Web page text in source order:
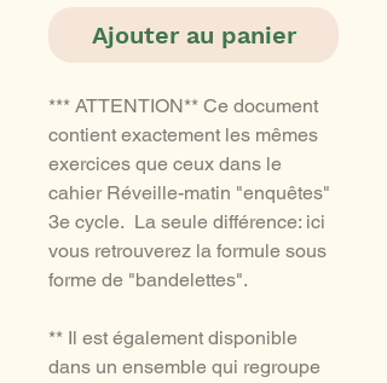
Ajouter au panier
*** ATTENTION** Ce document
contient exactement les mêmes
exercices que ceux dans le
cahier Réveille-matin "enquêtes"
3e cycle. La seule différence: ici
vous retrouverez la formule sous
forme de "bandelettes".
** Il est également disponible
dans un ensemble qui regroupe